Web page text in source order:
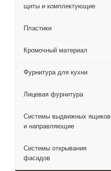
щиты и комплектующие
Пластики
Кромочный материал
Фурнитура для кухни
Лицевая фурнитура
Системы выдвижных ящиков
и направляющие
Системы открывания
фасадов